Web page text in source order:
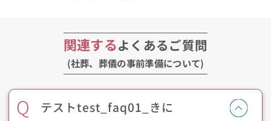
関連するよくあるご質問
(社葬、葬儀の事前準備について)
Q テストtest_faq01_きに